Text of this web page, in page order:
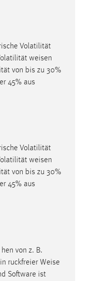
Volatilität
weisen
von bis zu 30%
45% aus
Volatilität
weisen
von bis zu 30%
45% aus
von z. B.
ruckfreier Weise
Software ist